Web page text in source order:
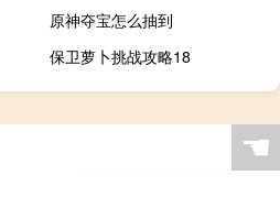
原神夺宝怎么抽到
保卫萝卜挑战攻略18
☚